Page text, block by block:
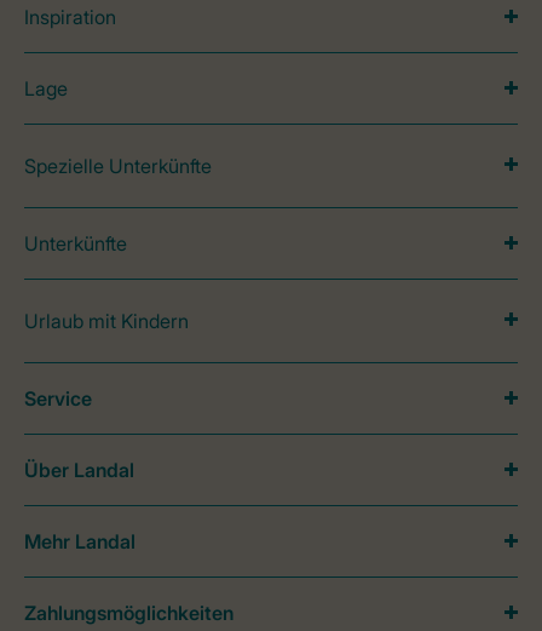
Inspiration
Lage
Spezielle Unterkünfte
Unterkünfte
Urlaub mit Kindern
Service
Über Landal
Mehr Landal
Zahlungsmöglichkeiten